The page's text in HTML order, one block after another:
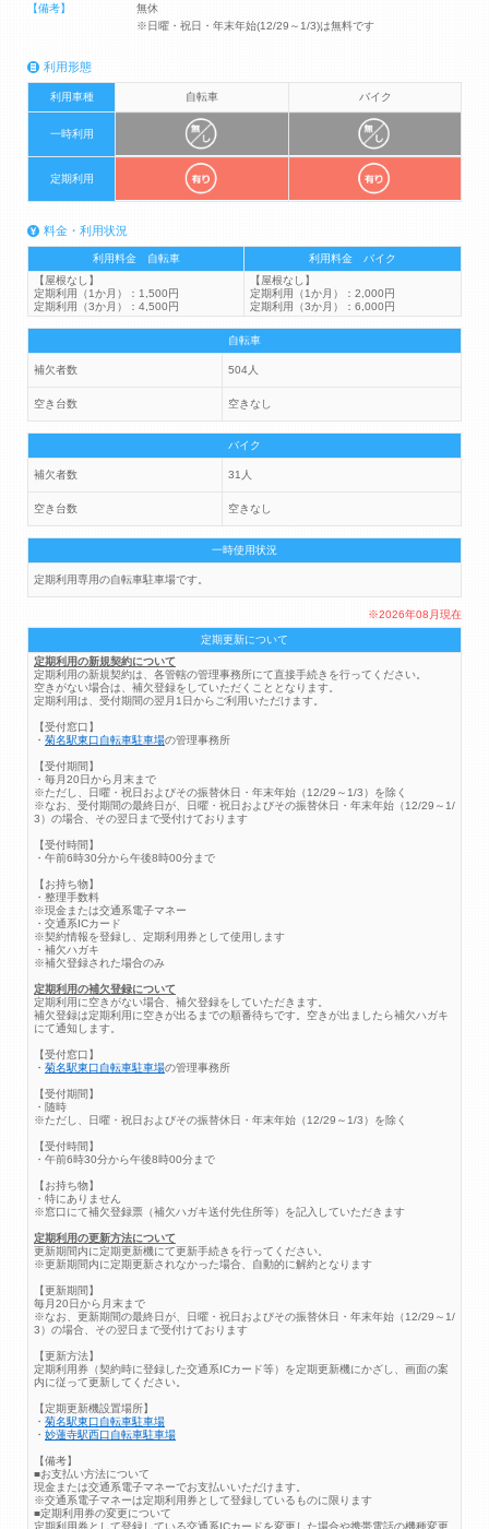
【備考】
無休
※日曜・祝日・年末年始(12/29～1/3)は無料です
利用形態
利用車種 自転車 バイク
一時利用
定期利用
料金・利用状況
利用料金 自転車
利用料金 バイク
【屋根なし】
定期利用（1か月）：1,500円
定期利用（3か月）：4,500円
【屋根なし】
定期利用（1か月）：2,000円
定期利用（3か月）：6,000円
自転車
補欠者数 504人
空き台数 空きなし
バイク
補欠者数 31人
空き台数 空きなし
一時使用状況
定期利用専用の自転車駐車場です。
※2026年08月現在
定期更新について
定期利用の新規契約について
定期利用の新規契約は、各管轄の管理事務所にて直接手続きを行ってください。
空きがない場合は、補欠登録をしていただくこととなります。
定期利用は、受付期間の翌月1日からご利用いただけます。
【受付窓口】
・ 菊名駅東口自転車駐車場の管理事務所
【受付期間】
・毎月20日から月末まで
※ただし、日曜・祝日およびその振替休日・年末年始（12/29～1/3）を除く
※なお、受付期間の最終日が、日曜・祝日およびその振替休日・年末年始（12/29～1/
3）の場合、その翌日まで受付けております
【受付時間】
・午前6時30分から午後8時00分まで
【お持ち物】
・整理手数料
※現金または交通系電子マネー
・交通系ICカード
※契約情報を登録し、定期利用券として使用します
・補欠ハガキ
※補欠登録された場合のみ
定期利用の補欠登録について
定期利用に空きがない場合、補欠登録をしていただきます。
補欠登録は定期利用に空きが出るまでの順番待ちです。空きが出ましたら補欠ハガキ
にて通知します。
【受付窓口】
・ 菊名駅東口自転車駐車場の管理事務所
【受付期間】
・随時
※ただし、日曜・祝日およびその振替休日・年末年始（12/29～1/3）を除く
【受付時間】
・午前6時30分から午後8時00分まで
【お持ち物】
・特にありません
※窓口にて補欠登録票（補欠ハガキ送付先住所等）を記入していただきます
定期利用の更新方法について
更新期間内に定期更新機にて更新手続きを行ってください。
※更新期間内に定期更新されなかった場合、自動的に解約となります
【更新期間】
毎月20日から月末まで
※なお、更新期間の最終日が、日曜・祝日およびその振替休日・年末年始（12/29～1/
3）の場合、その翌日まで受付けております
【更新方法】
定期利用券（契約時に登録した交通系ICカード等）を定期更新機にかざし、画面の案
内に従って更新してください。
【定期更新機設置場所】
・ 菊名駅東口自転車駐車場
・ 妙蓮寺駅西口自転車駐車場
【備考】
■お支払い方法について
現金または交通系電子マネーでお支払いいただけます。
※交通系電子マネーは定期利用券として登録しているものに限ります
■定期利用券の変更について
定期利用券として登録している交通系ICカードを変更した場合や携帯電話の機種変更